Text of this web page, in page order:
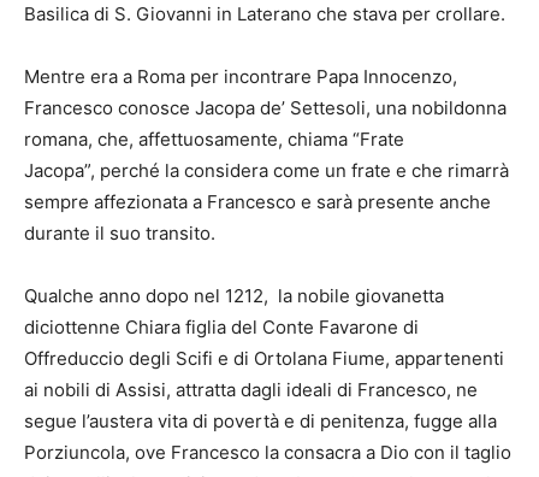
Basilica di S. Giovanni in Laterano che stava per crollare.
Mentre era a Roma per incontrare Papa Innocenzo,
Francesco conosce Jacopa de’ Settesoli, una nobildonna
romana, che, affettuosamente, chiama “Frate
Jacopa”, perché la considera come un frate e che rimarrà
sempre affezionata a Francesco e sarà presente anche
durante il suo transito.
Qualche anno dopo nel 1212, la nobile giovanetta
diciottenne Chiara figlia del Conte Favarone di
Offreduccio degli Scifi e di Ortolana Fiume, appartenenti
ai nobili di Assisi, attratta dagli ideali di Francesco, ne
segue l’austera vita di povertà e di penitenza, fugge alla
Porziuncola, ove Francesco la consacra a Dio con il taglio